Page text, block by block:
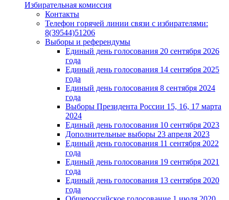
Избирательная комиссия
Контакты
Телефон горячей линии связи с избирателями:
8(39544)51206
Выборы и референдумы
Единый день голосования 20 сентября 2026
года
Единый день голосования 14 сентября 2025
года
Единый день голосования 8 сентября 2024
года
Выборы Президента России 15, 16, 17 марта
2024
Единый день голосования 10 сентября 2023
Дополнительные выборы 23 апреля 2023
Единый день голосования 11 сентября 2022
года
Единый день голосования 19 сентября 2021
года
Единый день голосования 13 сентября 2020
года